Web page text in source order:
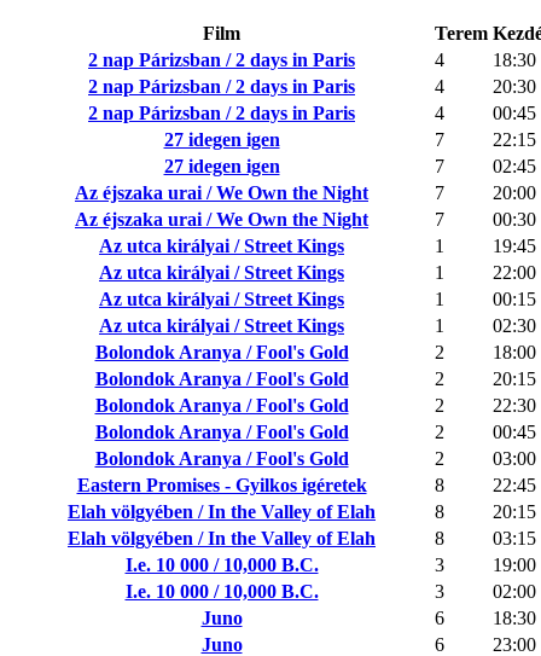
Film Terem
2 nap Párizsban / 2 days in Paris
4
18:30
2 nap Párizsban / 2 days in Paris
4
20:30
2 nap Párizsban / 2 days in Paris
4
00:45
27 idegen igen
7
22:15
27 idegen igen
7
02:45
Az éjszaka urai / We Own the Night
7
20:00
Az éjszaka urai / We Own the Night
7
00:30
Az utca királyai / Street Kings
1
19:45
Az utca királyai / Street Kings
1
22:00
Az utca királyai / Street Kings
1
00:15
Az utca királyai / Street Kings
1
02:30
Bolondok Aranya / Fool's Gold
2
18:00
Bolondok Aranya / Fool's Gold
2
20:15
Bolondok Aranya / Fool's Gold
2
22:30
Bolondok Aranya / Fool's Gold
2
00:45
Bolondok Aranya / Fool's Gold
2
03:00
Eastern Promises - Gyilkos igéretek
8
22:45
Elah völgyében / In the Valley of Elah
8
20:15
Elah völgyében / In the Valley of Elah
8
03:15
I.e. 10 000 / 10,000 B.C.
3
19:00
I.e. 10 000 / 10,000 B.C.
3
02:00
Juno
6
18:30
Juno
6
23:00